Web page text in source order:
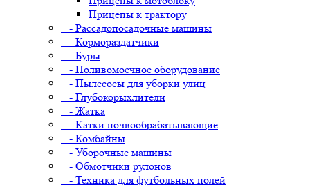
Прицепы к трактору
- Рассадопосадочные машины
- Кормораздатчики
- Буры
- Поливомоечное оборудование
- Пылесосы для уборки улиц
- Глубокорыхлители
- Жатка
- Катки почвообрабатывающие
- Комбайны
- Уборочные машины
- Обмотчики рулонов
- Техника для футбольных полей